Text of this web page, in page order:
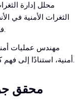
محلل إدارة
الثغرات الأمنية في
فهمًا معمقًا لكيفية استغلال هذه الثغرات.
مهندس عمليات
أمنية، استنادًا إلى فهم كيفية مهاجمة هذه الأنظمة والدفاع عنها.